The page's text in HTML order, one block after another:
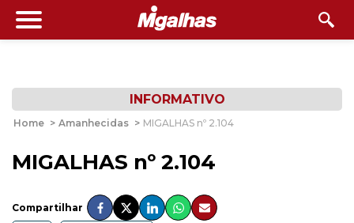
INFORMATIVO
Home > Amanhecidas > MIGALHAS nº 2.104
MIGALHAS nº 2.104
Compartilhar